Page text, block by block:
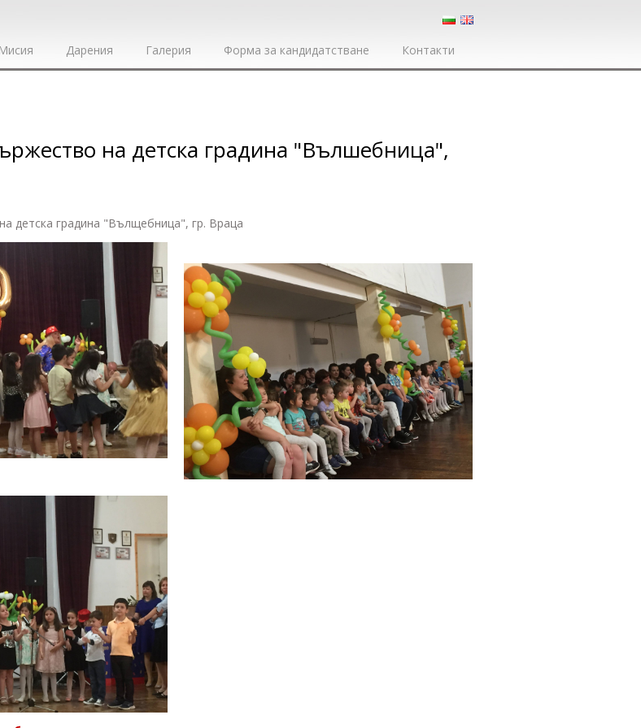
Мисия Дарения Галерия Форма за кандидатстване Контакти
на детска градина "Вълшебница",
детска градина "Вълщебница", гр. Враца